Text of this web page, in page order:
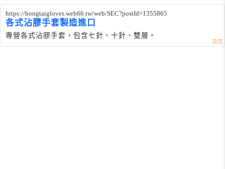
https://hongtaigloves.web66.tw/web/SEC?postId=1355865
各式沾膠手套製造進口
專營各式沾膠手套，包含七針、十針、雙層。